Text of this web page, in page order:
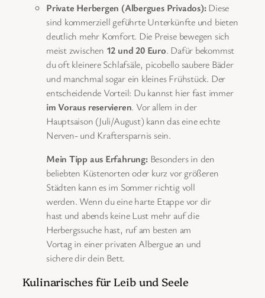
Private Herbergen (Albergues Privados):Diese
sind kommerziell geführte Unterkünfte und bieten
deutlich mehr Komfort. Die Preise bewegen sich
meist zwischen 12 und 20 Euro. Dafür bekommst
du oft kleinere Schlafsäle, picobello saubere Bäder
und manchmal sogar ein kleines Frühstück. Der
entscheidende Vorteil: Du kannst hier fast immer
im Voraus reservieren. Vor allem in der
Hauptsaison (Juli/August) kann das eine echte
Nerven- und Kraftersparnis sein.
Mein Tipp aus Erfahrung:Besonders in den
beliebten Küstenorten oder kurz vor größeren
Städten kann es im Sommer richtig voll
werden. Wenn du eine harte Etappe vor dir
hast und abends keine Lust mehr auf die
Herbergssuche hast, ruf am besten am
Vortag in einer privaten Albergue an und
sichere dir dein Bett.
Kulinarisches für Leib und Seele